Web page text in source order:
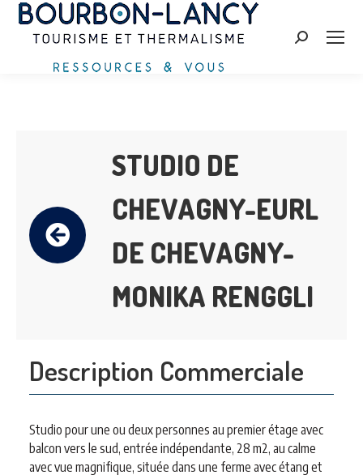
Zoeken:
STUDIO DE
CHEVAGNY-EURL
DE CHEVAGNY-
MONIKA RENGGLI
Description Commerciale
Studio pour une ou deux personnes au premier étage avec
balcon vers le sud, entrée indépendante, 28 m2, au calme
avec vue magnifique, située dans une ferme avec étang et